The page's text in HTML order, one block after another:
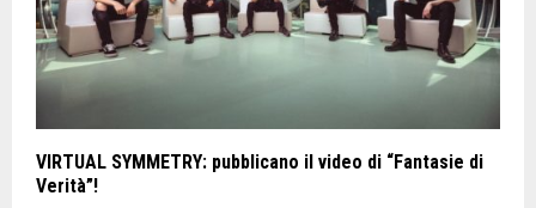
VIRTUAL SYMMETRY: pubblicano il video di “Fantasie di
Verità”!